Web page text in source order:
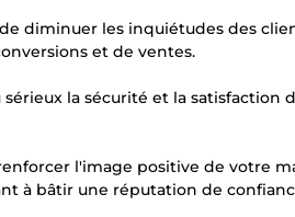
diminuer les inquiétudes des
et de ventes.
la sécurité et la satisfaction
l'image positive de votre
à bâtir une réputation de